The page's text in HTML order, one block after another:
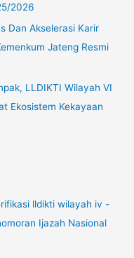
2026
Dan Akselerasi Karir
Jateng Resmi
LLDIKTI Wilayah VI
Ekosistem Kekayaan
lldikti wilayah iv -
Ijazah Nasional